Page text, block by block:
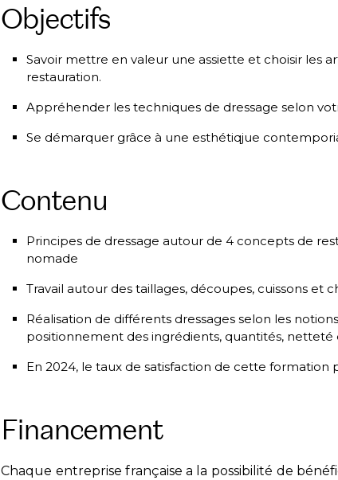
Objectifs
Savoir mettre en valeur une assiette et choisir les
restauration.
Appréhender les techniques de dressage selon
Se démarquer grâce à une esthétiqjue
Contenu
Principes de dressage autour de 4 concepts de
nomade
Travail autour des taillages, découpes, cuissons et
Réalisation de différents dressages selon les
positionnement des ingrédients, quantités, netteté
En 2024, le taux de satisfaction de cette formation
Financement
Chaque entreprise française a la possibilité de